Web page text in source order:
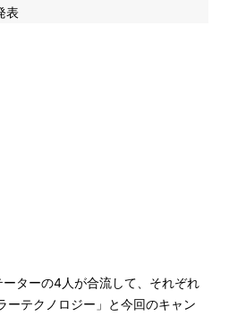
表
ターの4人が合流して、それぞれ
ーテクノロジー」と今回のキャン